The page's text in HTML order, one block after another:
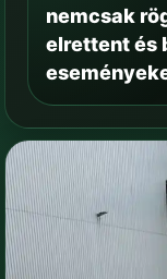
nemcsak
elrettent és